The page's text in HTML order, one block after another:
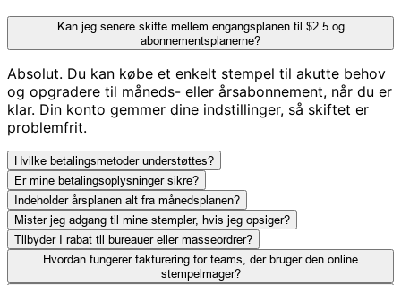
Kan jeg senere skifte mellem engangsplanen til $2.5 og
abonnementsplanerne?
Absolut. Du kan købe et enkelt stempel til akutte behov
og opgradere til måneds- eller årsabonnement, når du er
klar. Din konto gemmer dine indstillinger, så skiftet er
problemfrit.
Hvilke betalingsmetoder understøttes?
Er mine betalingsoplysninger sikre?
Indeholder årsplanen alt fra månedsplanen?
Mister jeg adgang til mine stempler, hvis jeg opsiger?
Tilbyder I rabat til bureauer eller masseordrer?
Hvordan fungerer fakturering for teams, der bruger den online
stempelmager?